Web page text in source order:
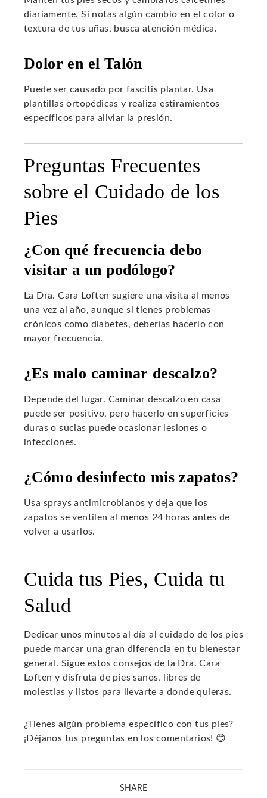
diariamente. Si notas algún cambio en el color o
textura de tus uñas, busca atención médica.
Dolor en el Talón
Puede ser causado por fascitis plantar. Usa
plantillas ortopédicas y realiza estiramientos
específicos para aliviar la presión.
Preguntas Frecuentes
sobre el Cuidado de los
Pies
¿Con qué frecuencia debo
visitar a un podólogo?
La Dra. Cara Loften sugiere una visita al menos
una vez al año, aunque si tienes problemas
crónicos como diabetes, deberías hacerlo con
mayor frecuencia.
¿Es malo caminar descalzo?
Depende del lugar. Caminar descalzo en casa
puede ser positivo, pero hacerlo en superficies
duras o sucias puede ocasionar lesiones o
infecciones.
¿Cómo desinfecto mis zapatos?
Usa sprays antimicrobianos y deja que los
zapatos se ventilen al menos 24 horas antes de
volver a usarlos.
Cuida tus Pies, Cuida tu
Salud
Dedicar unos minutos al día al cuidado de los pies
puede marcar una gran diferencia en tu bienestar
general. Sigue estos consejos de la Dra. Cara
Loften y disfruta de pies sanos, libres de
molestias y listos para llevarte a donde quieras.
¿Tienes algún problema específico con tus pies?
¡Déjanos tus preguntas en los comentarios! 😊
SHARE